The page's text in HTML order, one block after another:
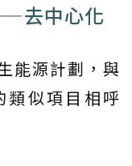
去中心化
能源計劃，與
類似項目相呼